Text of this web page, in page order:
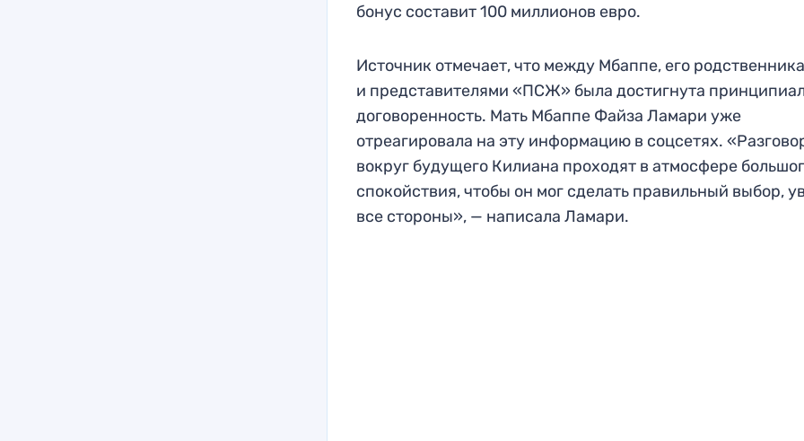
бонус составит 100 миллионов евро.
Источник отмечает, что между Мбаппе, его
и представителями «ПСЖ» была достигнута
договоренность. Мать Мбаппе Файза Ламари уже
отреагировала на эту информацию в соцсетях.
вокруг будущего Килиана проходят в атмосфере
спокойствия, чтобы он мог сделать правильный выбор,
все стороны», — написала Ламари.